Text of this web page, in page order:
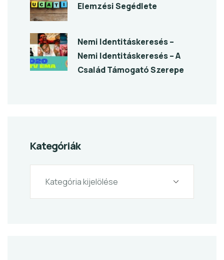
Elemzési Segédlete
Nemi Identitáskeresés –
Nemi Identitáskeresés – A
Család Támogató Szerepe
Kategóriák